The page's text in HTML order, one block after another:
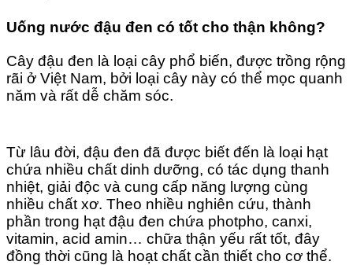
Uống nước đậu đen có tốt cho thận không?
Cây đậu đen là loại cây phổ biến, được trồng rộng
rãi ở Việt Nam, bởi loại cây này có thể mọc quanh
năm và rất dễ chăm sóc.
Từ lâu đời, đậu đen đã được biết đến là loại hạt
chứa nhiều chất dinh dưỡng, có tác dụng thanh
nhiệt, giải độc và cung cấp năng lượng cùng
nhiều chất xơ. Theo nhiều nghiên cứu, thành
phần trong hạt đậu đen chứa photpho, canxi,
vitamin, acid amin… chữa thận yếu rất tốt, đây
đồng thời cũng là hoạt chất cần thiết cho cơ thể.